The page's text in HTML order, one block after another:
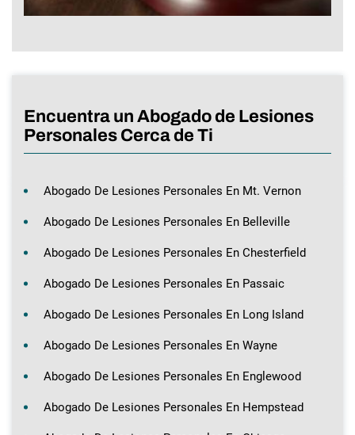
Encuentra un Abogado de Lesiones
Personales Cerca de Ti
Abogado De Lesiones Personales En Mt. Vernon
Abogado De Lesiones Personales En Belleville
Abogado De Lesiones Personales En Chesterfield
Abogado De Lesiones Personales En Passaic
Abogado De Lesiones Personales En Long Island
Abogado De Lesiones Personales En Wayne
Abogado De Lesiones Personales En Englewood
Abogado De Lesiones Personales En Hempstead